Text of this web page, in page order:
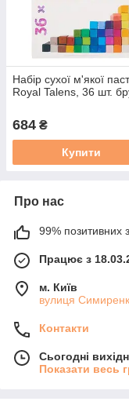
Набір сухої м'якої
Royal Talens, 36 шт.
684 ₴
Купити
Про нас
99% позитивних з
Працює з
м. Київ
вулиця
Контакти
Сьогодні
Показати весь